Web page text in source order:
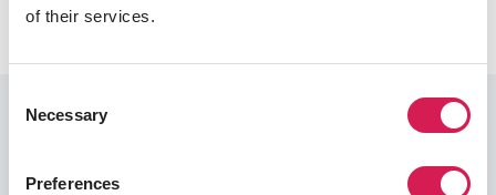
of their services.
Selection
Necessary
Preferences
出願要件
留学を希望する場合、留学先大学が設定した出願要